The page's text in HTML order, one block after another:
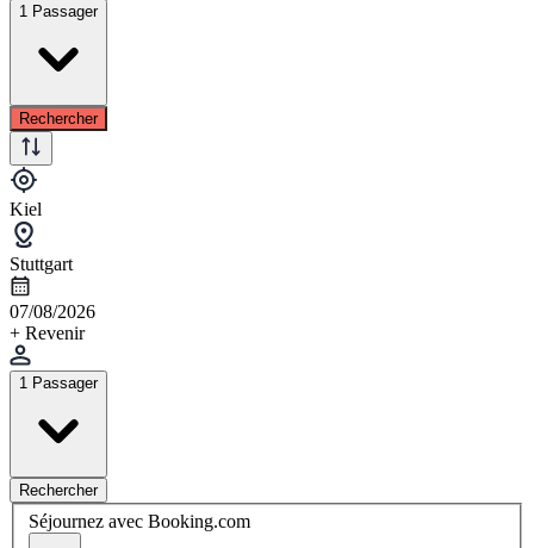
1 Passager
Rechercher
Kiel
Stuttgart
07/08/2026
+ Revenir
1 Passager
Rechercher
Séjournez avec Booking.com